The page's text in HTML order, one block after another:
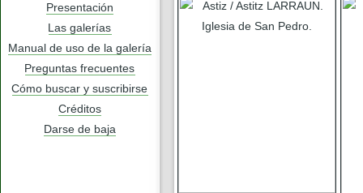
Presentación
Las galerías
Manual de uso de la galería
Preguntas frecuentes
Cómo buscar y suscribirse
Créditos
Darse de baja